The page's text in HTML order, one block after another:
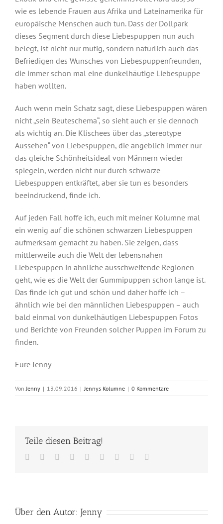
wie es lebende Frauen aus Afrika und Lateinamerika für
europäische Menschen auch tun. Dass der Dollpark
dieses Segment durch diese Liebespuppen nun auch
belegt, ist nicht nur mutig, sondern natürlich auch das
Befriedigen des Wunsches von Liebespuppenfreunden,
die immer schon mal eine dunkelhäutige Liebespuppe
haben wollten.
Auch wenn mein Schatz sagt, diese Liebespuppen wären
nicht „sein Beuteschema“, so sieht auch er sie dennoch
als wichtig an. Die Klischees über das „stereotype
Aussehen“ von Liebespuppen, die angeblich immer nur
das gleiche Schönheitsideal von Männern wieder
spiegeln, werden nicht nur durch schwarze
Liebespuppen entkräftet, aber sie tun es besonders
beeindruckend, finde ich.
Auf jeden Fall hoffe ich, euch mit meiner Kolumne mal
ein wenig auf die schönen schwarzen Liebespuppen
aufmerksam gemacht zu haben. Sie zeigen, dass
mittlerweile auch die Welt der lebensnahen
Liebespuppen in ähnliche ausschweifende Regionen
geht, wie es die Welt der Gummipuppen schon lange ist.
Das finde ich gut und schön und daher hoffe ich –
ähnlich wie bei den männlichen Liebespuppen – auch
bald einmal von dunkelhäutigen Liebespuppen Fotos
und Berichte von Freunden solcher Puppen im Forum zu
finden.
Eure Jenny
Von Jenny | 13.09.2016 | Jennys Kolumne | 0 Kommentare
Teile diesen Beitrag!
Facebook
TwitterReddit LinkedInWhatsApp
TumblrPinterest
Über den Autor: Jenny